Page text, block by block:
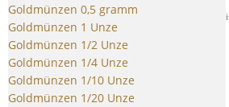
Nächste
Goldmünzen 0,5 gramm
Goldmünzen 1 Unze
Goldmünzen 1/2 Unze
Goldmünzen 1/4 Unze
Goldmünzen 1/10 Unze
Goldmünzen 1/20 Unze